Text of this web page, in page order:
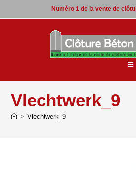
to
Numéro 1 de la vente de
Vlechtwerk_9
> Vlechtwerk_9